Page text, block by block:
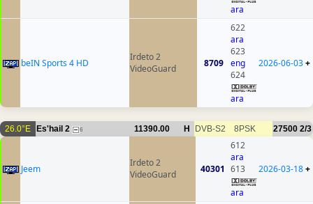
ara
beIN Sports 4 HD
Irdeto 2
VideoGuard
8709
622
ara
623
eng
624
ara
2026-06-03+
26.0°E Es'hail 2 6 11390.00 H DVB-S2 8PSK 27500 2/3
Jeem
Irdeto 2
VideoGuard
40301
612
ara
613
ara
2026-03-18+